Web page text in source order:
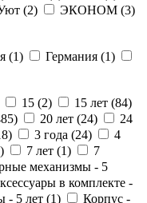
(2) ЭКОНОМ (3)
(1) Германия (1)
15 (2) 15 лет (84)
) 20 лет (24)
24
) 3 года (24)
4
) 7 лет (1)
7
механизмы - 5
в комплекте -
- 5 лет (1) Корпус -